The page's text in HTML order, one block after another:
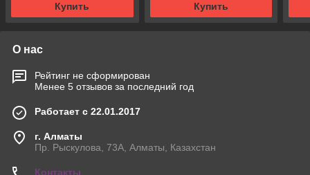
Купить Купить
О нас
Рейтинг не сформирован
Менее 5 отзывов за последний год
Работает с 22.01.2017
г. Алматы
Пр. Рыскулова, 73А, Алматы, Казахстан
Контакты